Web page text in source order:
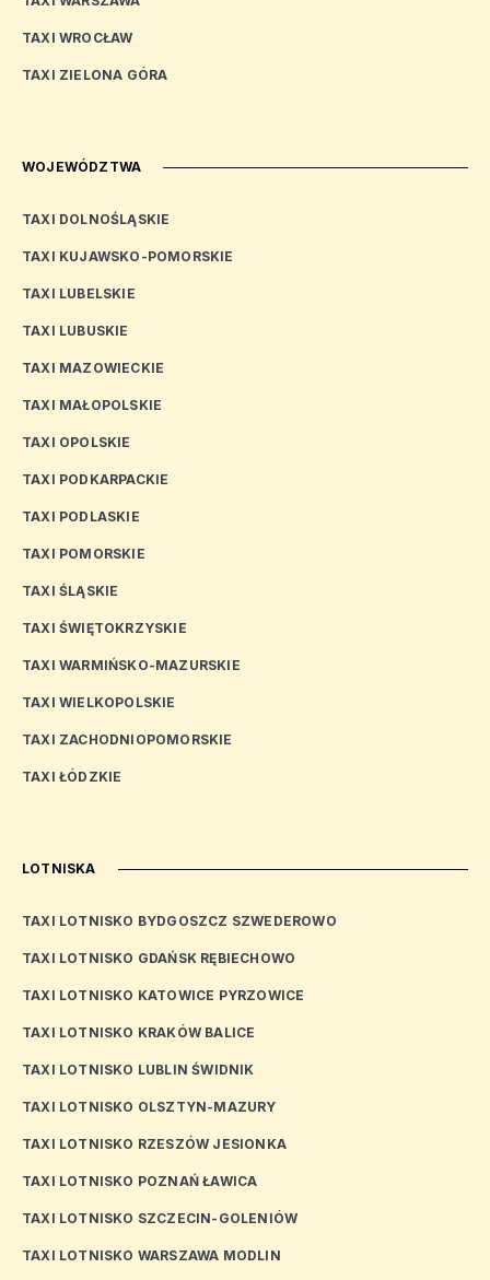
TAXI WROCŁAW
TAXI ZIELONA GÓRA
WOJEWÓDZTWA
TAXI DOLNOŚLĄSKIE
TAXI KUJAWSKO-POMORSKIE
TAXI LUBELSKIE
TAXI LUBUSKIE
TAXI MAZOWIECKIE
TAXI MAŁOPOLSKIE
TAXI OPOLSKIE
TAXI PODKARPACKIE
TAXI PODLASKIE
TAXI POMORSKIE
TAXI ŚLĄSKIE
TAXI ŚWIĘTOKRZYSKIE
TAXI WARMIŃSKO-MAZURSKIE
TAXI WIELKOPOLSKIE
TAXI ZACHODNIOPOMORSKIE
TAXI ŁÓDZKIE
LOTNISKA
TAXI LOTNISKO BYDGOSZCZ SZWEDEROWO
TAXI LOTNISKO GDAŃSK RĘBIECHOWO
TAXI LOTNISKO KATOWICE PYRZOWICE
TAXI LOTNISKO KRAKÓW BALICE
TAXI LOTNISKO LUBLIN ŚWIDNIK
TAXI LOTNISKO OLSZTYN-MAZURY
TAXI LOTNISKO RZESZÓW JESIONKA
TAXI LOTNISKO POZNAŃ ŁAWICA
TAXI LOTNISKO SZCZECIN-GOLENIÓW
TAXI LOTNISKO WARSZAWA MODLIN